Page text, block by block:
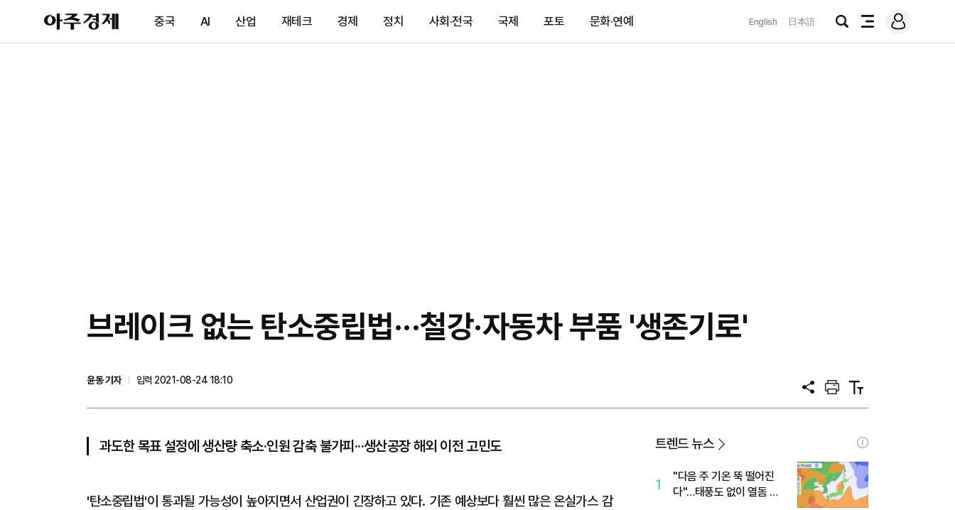
아
주
제
중국 AI 산업 재테크 경제 정치 사회·전국 국제 포토 문화·연예 English 日本語
검
전
메
그
브레이크 없는 탄소중립법···철강·자동차 부품 '생존기로'
윤동 기자
입력 2021-08-24 18:10
공
프
트
텍
트
과도한 목표 설정에 생산량 축소·인원 감축 불가피···생산공장 해외 이전 고민도
'탄소중립법'이 통과될 가능성이 높아지면서 산업권이 긴장하고 있다. 기존 예상보다 훨씬 많은 온실가스 감
트렌드 뉴스
1
"다음 주 기온 뚝 떨어진
다"…태풍도 없이 열돔 박